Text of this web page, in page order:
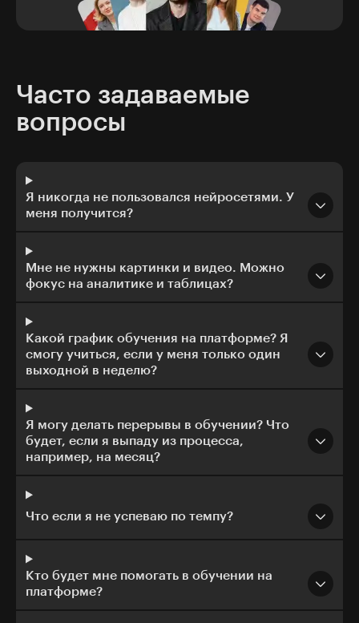
Часто задаваемые
вопросы
Я никогда не пользовался нейросетями. У
меня получится?
Мне не нужны картинки и видео. Можно
фокус на аналитике и таблицах?
Какой график обучения на платформе? Я
смогу учиться, если у меня только один
выходной в неделю?
Я могу делать перерывы в обучении? Что
будет, если я выпаду из процесса,
например, на месяц?
Что если я не успеваю по темпу?
Кто будет мне помогать в обучении на
платформе?